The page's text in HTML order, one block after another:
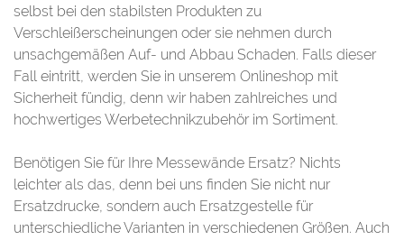
selbst bei den stabilsten Produkten zu
Verschleißerscheinungen oder sie nehmen durch
unsachgemäßen Auf- und Abbau Schaden. Falls dieser
Fall eintritt, werden Sie in unserem Onlineshop mit
Sicherheit fündig, denn wir haben zahlreiches und
hochwertiges Werbetechnikzubehör im Sortiment.
Benötigen Sie für Ihre Messewände Ersatz? Nichts
leichter als das, denn bei uns finden Sie nicht nur
Ersatzdrucke, sondern auch Ersatzgestelle für
unterschiedliche Varianten in verschiedenen Größen. Auch